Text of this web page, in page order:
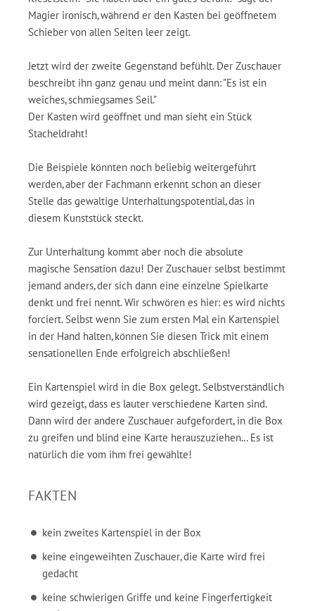
Magier ironisch, während er den Kasten bei geöffnetem
Schieber von allen Seiten leer zeigt.
Jetzt wird der zweite Gegenstand befühlt. Der Zuschauer
beschreibt ihn ganz genau und meint dann: "Es ist ein
weiches, schmiegsames Seil."
Der Kasten wird geöffnet und man sieht ein Stück
Stacheldraht!
Die Beispiele könnten noch beliebig weitergeführt
werden, aber der Fachmann erkennt schon an dieser
Stelle das gewaltige Unterhaltungspotential, das in
diesem Kunststück steckt.
Zur Unterhaltung kommt aber noch die absolute
magische Sensation dazu! Der Zuschauer selbst bestimmt
jemand anders, der sich dann eine einzelne Spielkarte
denkt und frei nennt. Wir schwören es hier: es wird nichts
forciert. Selbst wenn Sie zum ersten Mal ein Kartenspiel
in der Hand halten, können Sie diesen Trick mit einem
sensationellen Ende erfolgreich abschließen!
Ein Kartenspiel wird in die Box gelegt. Selbstverständlich
wird gezeigt, dass es lauter verschiedene Karten sind.
Dann wird der andere Zuschauer aufgefordert, in die Box
zu greifen und blind eine Karte herauszuziehen... Es ist
natürlich die vom ihm frei gewählte!
FAKTEN
kein zweites Kartenspiel in der Box
keine eingeweihten Zuschauer, die Karte wird frei
gedacht
keine schwierigen Griffe und keine Fingerfertigkeit